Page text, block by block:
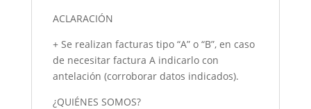
ACLARACIÓN
+ Se realizan facturas tipo “A” o “B”, en caso
de necesitar factura A indicarlo con
antelación (corroborar datos indicados).
¿QUIÉNES SOMOS?